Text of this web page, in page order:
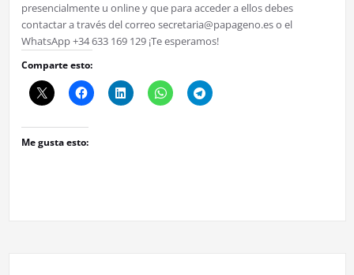
presencialmente u online y que para acceder a ellos debes
contactar a través del correo secretaria@papageno.es o el
WhatsApp +34 633 169 129 ¡Te esperamos!
Comparte esto:
Me gusta esto: